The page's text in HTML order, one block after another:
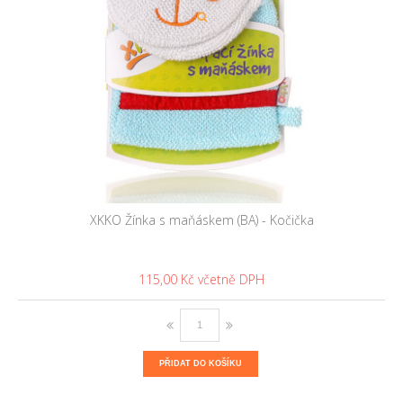
XKKO Žínka s maňáskem (BA) - Kočička
115,00 Kč
PŘIDAT DO KOŠÍKU